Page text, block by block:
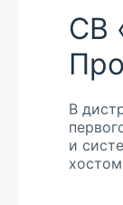
СВ
В
и